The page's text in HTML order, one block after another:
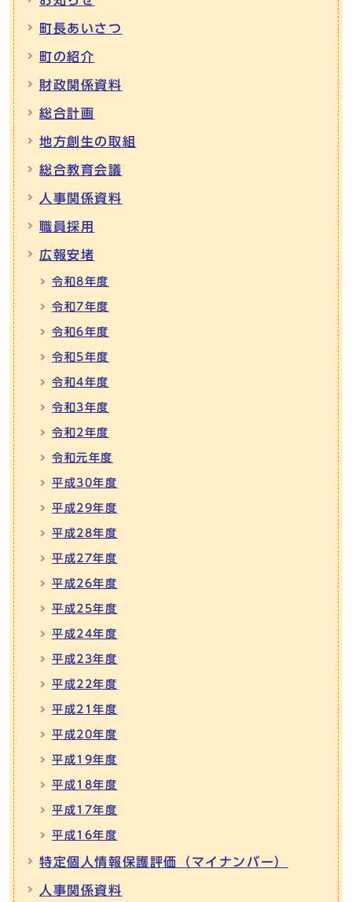
町長あいさつ
町の紹介
財政関係資料
総合計画
地方創生の取組
総合教育会議
人事関係資料
職員採用
広報安堵
令和8年度
令和7年度
令和6年度
令和5年度
令和4年度
令和3年度
令和2年度
令和元年度
平成30年度
平成29年度
平成28年度
平成27年度
平成26年度
平成25年度
平成24年度
平成23年度
平成22年度
平成21年度
平成20年度
平成19年度
平成18年度
平成17年度
平成16年度
特定個人情報保護評価（マイナンバー）
人事関係資料